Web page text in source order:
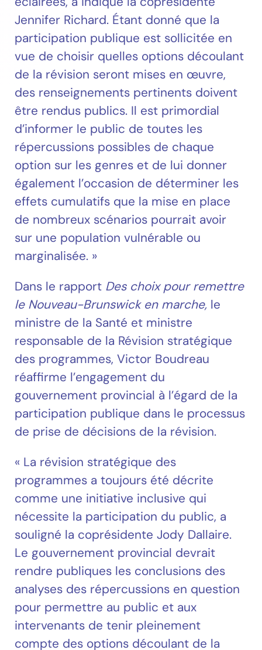
Jennifer Richard. Étant donné que la
participation publique est sollicitée en
vue de choisir quelles options découlant
de la révision seront mises en œuvre,
des renseignements pertinents doivent
être rendus publics. Il est primordial
d’informer le public de toutes les
répercussions possibles de chaque
option sur les genres et de lui donner
également l’occasion de déterminer les
effets cumulatifs que la mise en place
de nombreux scénarios pourrait avoir
sur une population vulnérable ou
marginalisée. »
Dans le rapport Des choix pour remettre
le Nouveau-Brunswick en marche, le
ministre de la Santé et ministre
responsable de la Révision stratégique
des programmes, Victor Boudreau
réaffirme l’engagement du
gouvernement provincial à l’égard de la
participation publique dans le processus
de prise de décisions de la révision.
« La révision stratégique des
programmes a toujours été décrite
comme une initiative inclusive qui
nécessite la participation du public, a
souligné la coprésidente Jody Dallaire.
Le gouvernement provincial devrait
rendre publiques les conclusions des
analyses des répercussions en question
pour permettre au public et aux
intervenants de tenir pleinement
compte des options découlant de la